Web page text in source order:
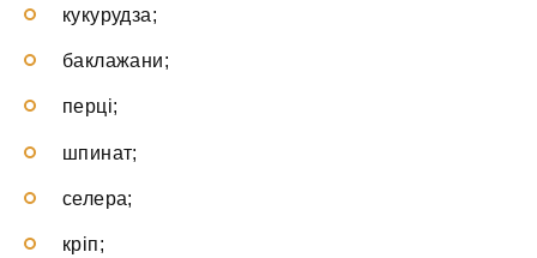
кукурудза;
баклажани;
перці;
шпинат;
селера;
кріп;